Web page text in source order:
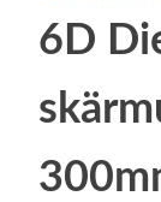
6D